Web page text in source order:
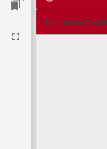
Technische